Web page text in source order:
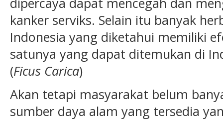
kanker serviks. Selain itu banyak
Indonesia yang diketahui memiliki
satunya yang dapat ditemukan di
(Ficus Carica)
Akan tetapi masyarakat belum
sumber daya alam yang tersedia